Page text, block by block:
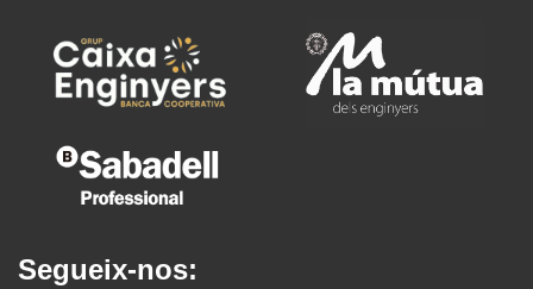
Segueix-nos: